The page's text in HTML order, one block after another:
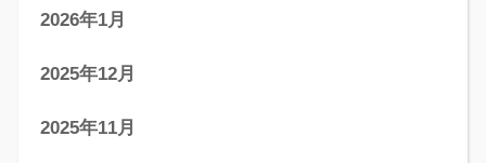
2026年1月
2025年12月
2025年11月